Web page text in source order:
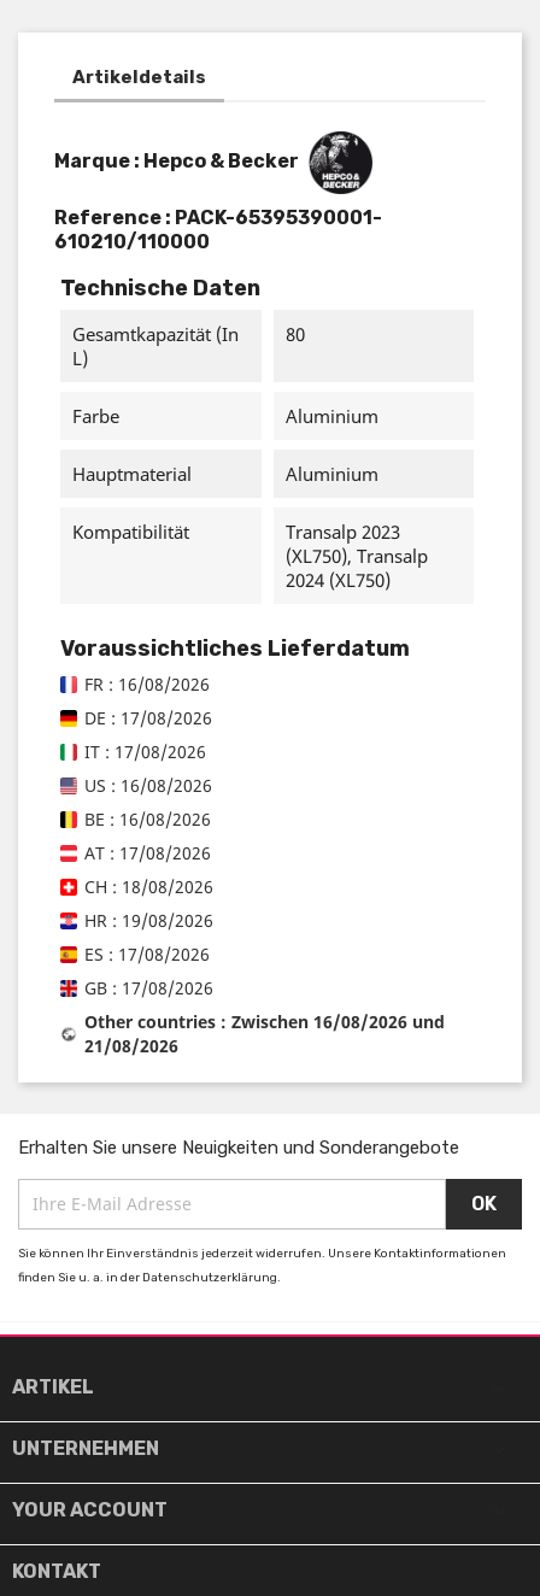
Artikeldetails
Marque : Hepco & Becker
Reference : PACK-65395390001-
610210/110000
Technische Daten
Gesamtkapazität (in
L)
80
Farbe Aluminium
Hauptmaterial Aluminium
Kompatibilität
Transalp 2023
(XL750), Transalp
2024 (XL750)
Voraussichtliches Lieferdatum
FR : 16/08/2026
DE : 17/08/2026
IT : 17/08/2026
US : 16/08/2026
BE : 16/08/2026
AT : 17/08/2026
CH : 18/08/2026
HR : 19/08/2026
ES : 17/08/2026
GB : 17/08/2026
Other countries : Zwischen 16/08/2026 und
21/08/2026
Erhalten Sie unsere Neuigkeiten und Sonderangebote
Sie können Ihr Einverständnis jederzeit widerrufen. Unsere Kontaktinformationen
finden Sie u. a. in der Datenschutzerklärung.
ARTIKEL
UNTERNEHMEN
YOUR ACCOUNT
KONTAKT